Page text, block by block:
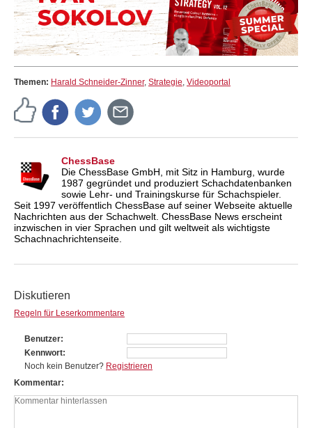
Themen: Harald Schneider-Zinner, Strategie, Videoportal
ChessBase
Die ChessBase GmbH, mit Sitz in Hamburg, wurde
1987 gegründet und produziert Schachdatenbanken
sowie Lehr- und Trainingskurse für Schachspieler.
Seit 1997 veröffentlich ChessBase auf seiner Webseite aktuelle
Nachrichten aus der Schachwelt. ChessBase News erscheint
inzwischen in vier Sprachen und gilt weltweit als wichtigste
Schachnachrichtenseite.
Diskutieren
Regeln für Leserkommentare
Benutzer
Kennwort
Noch kein Benutzer? Registrieren
Kommentar